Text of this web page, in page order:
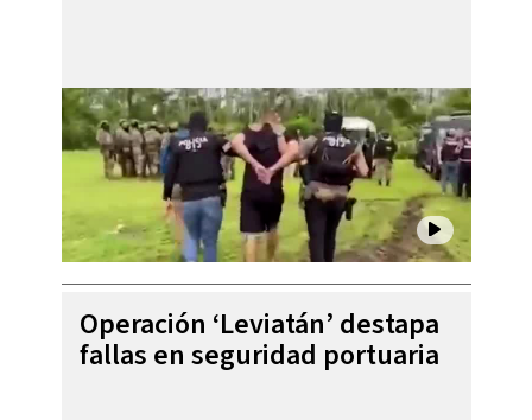
Operación ‘Leviatán’ destapa
fallas en seguridad portuaria